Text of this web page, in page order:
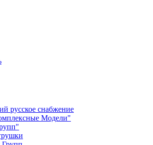
русское снабжение
Модели"